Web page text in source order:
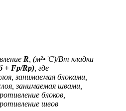
R , (м²•˚С)/Вт кладки
+ Fр/Rр) , где
занимаемая блоками,
занимаемая швами,
блоков,
швов